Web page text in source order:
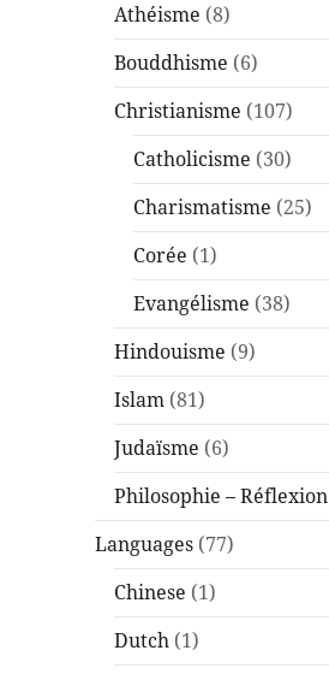
Athéisme (8)
Bouddhisme (6)
Christianisme (107)
Catholicisme (30)
Charismatisme (25)
Corée (1)
Evangélisme (38)
Hindouisme (9)
Islam (81)
Judaïsme (6)
Philosophie – Réflexion
Languages (77)
Chinese (1)
Dutch (1)